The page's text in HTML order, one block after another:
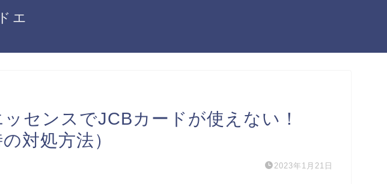
エ
センスでJCBカードが使えない！
対処方法）
2023年1月21日